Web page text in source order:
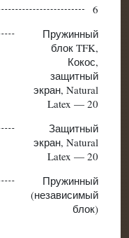
6
Пружинный
блок TFK,
Кокос,
защитный
экран, Natural
Latex — 20
Защитный
экран, Natural
Latex — 20
Пружинный
(независимый
блок)